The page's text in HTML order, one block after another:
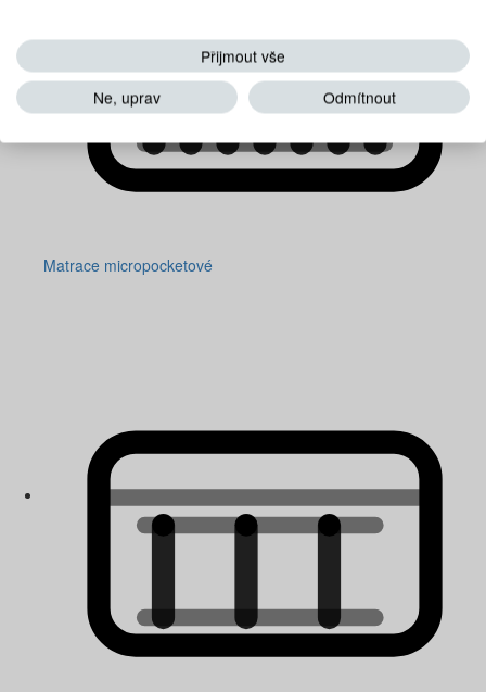
Matrace micropocketové
Přijmout vše
Ne, uprav
Odmítnout